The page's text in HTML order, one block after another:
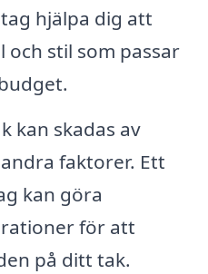
hjälpa dig att
stil som passar
kan skadas av
faktorer. Ett
kan göra
för att
på ditt tak.